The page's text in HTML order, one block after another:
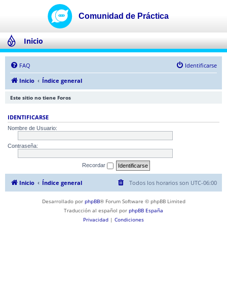
Inicio
FAQ
Identificarse
Inicio
Índice general
Este sitio no tiene Foros
IDENTIFICARSE
Nombre de Usuario:
Contraseña:
Recordar
Inicio Índice general Todos los horarios son UTC-06:00
Desarrollado por phpBB® Forum Software © phpBB Limited
Traducción al español por phpBB España
Privacidad | Condiciones